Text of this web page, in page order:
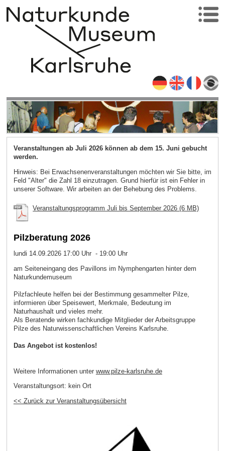
Veranstaltungen ab Juli 2026 können ab dem 15. Juni gebucht
werden.
Hinweis: Bei Erwachsenenveranstaltungen möchten wir Sie bitte, im
Feld "Alter" die Zahl 18 einzutragen. Grund hierfür ist ein Fehler in
unserer Software. Wir arbeiten an der Behebung des Problems.
Veranstaltungsprogramm Juli bis September 2026 (6 MB)
Pilzberatung 2026
lundi 14.09.2026 17:00 Uhr - 19:00 Uhr
am Seiteneingang des Pavillons im Nymphengarten hinter dem
Naturkundemuseum
Pilzfachleute helfen bei der Bestimmung gesammelter Pilze,
informieren über Speisewert, Merkmale, Bedeutung im
Naturhaushalt und vieles mehr.
Als Beratende wirken fachkundige Mitglieder der Arbeitsgruppe
Pilze des Naturwissenschaftlichen Vereins Karlsruhe.
Das Angebot ist kostenlos!
Weitere Informationen unter www.pilze-karlsruhe.de
Veranstaltungsort: kein Ort
<< Zurück zur Veranstaltungsübersicht